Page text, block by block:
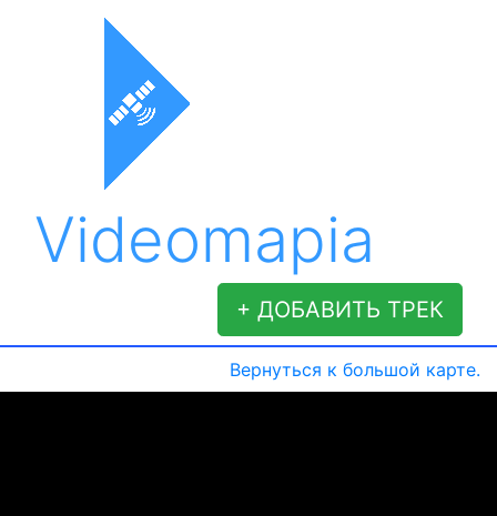
Videomapia
+ ДОБАВИТЬ ТРЕК
Вернуться к большой карте.